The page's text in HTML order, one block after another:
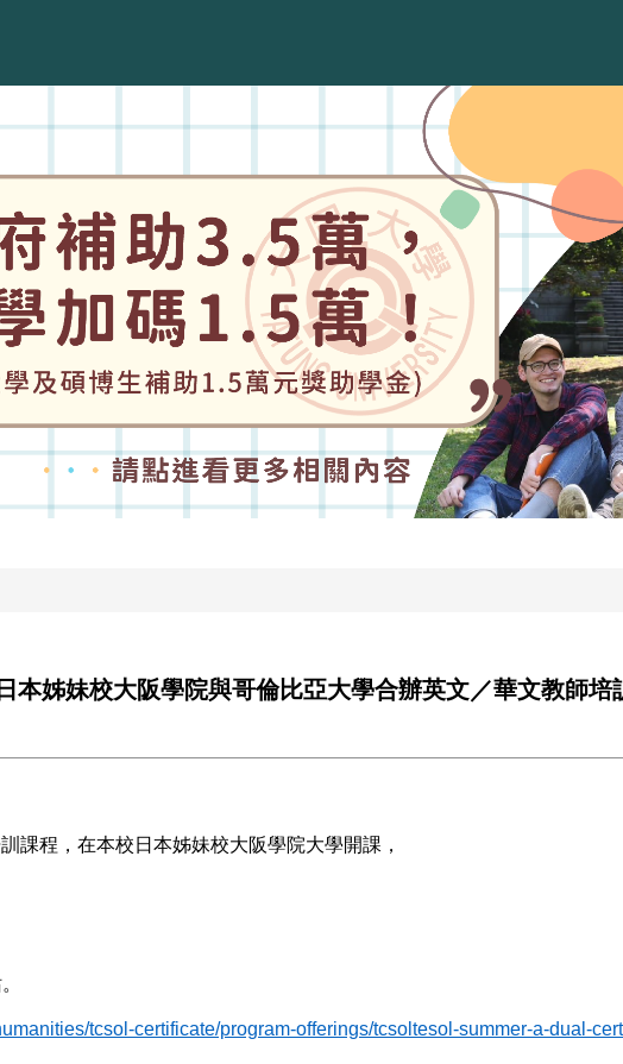
本姊妹校大阪學院與哥倫比亞大學合辦英文／華文教師
課程，在本校日本姊妹校大阪學院大學開課，
tcsol-certificate/program-offerings/tcsoltesol-summer-a-dual-